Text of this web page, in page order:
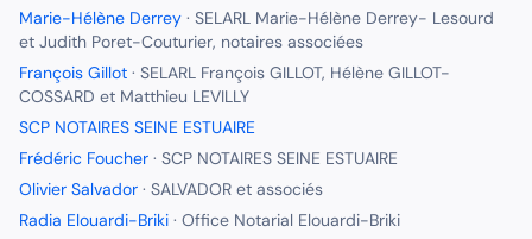
Marie-Hélène Derrey · SELARL Marie-Hélène Derrey- Lesourd
et Judith Poret-Couturier, notaires associées
François Gillot · SELARL François GILLOT, Hélène GILLOT-
COSSARD et Matthieu LEVILLY
SCP NOTAIRES SEINE ESTUAIRE
Frédéric Foucher · SCP NOTAIRES SEINE ESTUAIRE
Olivier Salvador · SALVADOR et associés
Radia Elouardi-Briki · Office Notarial Elouardi-Briki